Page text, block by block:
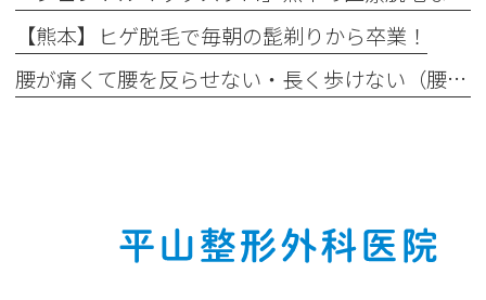
【熊本】ヒゲ脱毛で毎朝の髭剃りから卒業！
腰が痛くて腰を反らせない・長く歩けない（腰部脊柱管狭窄症）